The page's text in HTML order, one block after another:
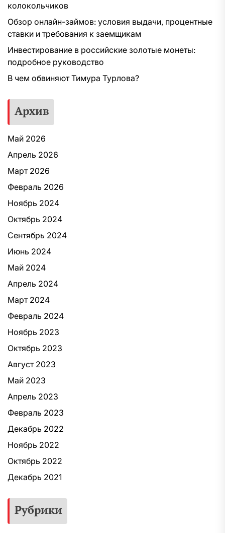
колокольчиков
Обзор онлайн-займов: условия выдачи, процентные
ставки и требования к заемщикам
Инвестирование в российские золотые монеты:
подробное руководство
В чем обвиняют Тимура Турлова?
Архив
Май 2026
Апрель 2026
Март 2026
Февраль 2026
Ноябрь 2024
Октябрь 2024
Сентябрь 2024
Июнь 2024
Май 2024
Апрель 2024
Март 2024
Февраль 2024
Ноябрь 2023
Октябрь 2023
Август 2023
Май 2023
Апрель 2023
Февраль 2023
Декабрь 2022
Ноябрь 2022
Октябрь 2022
Декабрь 2021
Рубрики